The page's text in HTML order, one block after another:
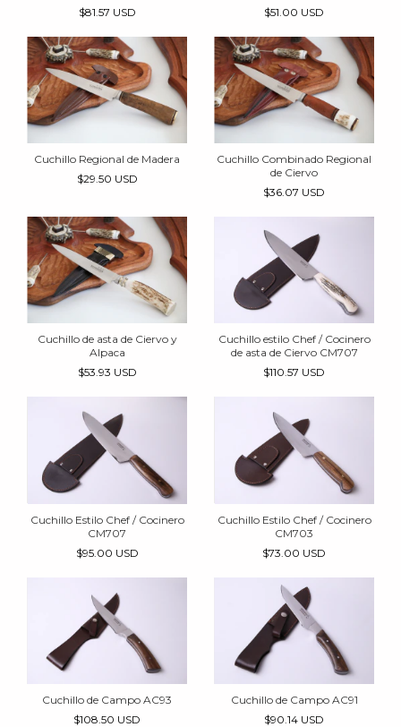
$81.57 USD
$51.00 USD
Cuchillo Regional de Madera
$29.50 USD
Cuchillo Combinado Regional
de Ciervo
$36.07 USD
Cuchillo de asta de Ciervo y
Alpaca
$53.93 USD
Cuchillo estilo Chef / Cocinero
de asta de Ciervo CM707
$110.57 USD
Cuchillo Estilo Chef / Cocinero
CM707
$95.00 USD
Cuchillo Estilo Chef / Cocinero
CM703
$73.00 USD
Cuchillo de Campo AC93
$108.50 USD
Cuchillo de Campo AC91
$90.14 USD